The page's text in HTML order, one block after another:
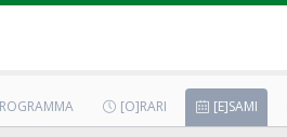
[O]RARI [E]SAMI